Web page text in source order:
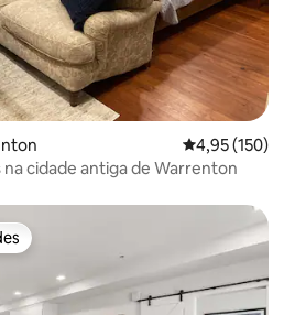
Classificação
4,95 (150)
cidade antiga de Warrenton
mais apreciados